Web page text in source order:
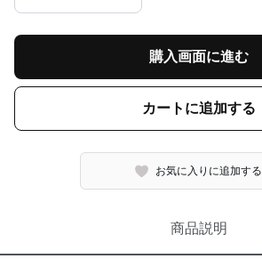
購入画面に進む
カートに追加する
お気に入りに追加する
商品説明